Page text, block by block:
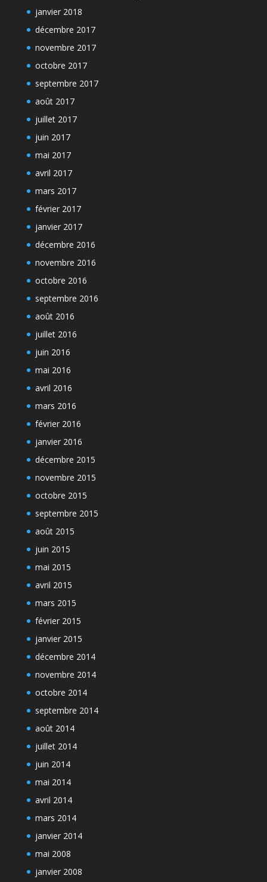
janvier 2018
décembre 2017
novembre 2017
octobre 2017
septembre 2017
août 2017
juillet 2017
juin 2017
mai 2017
avril 2017
mars 2017
février 2017
janvier 2017
décembre 2016
novembre 2016
octobre 2016
septembre 2016
août 2016
juillet 2016
juin 2016
mai 2016
avril 2016
mars 2016
février 2016
janvier 2016
décembre 2015
novembre 2015
octobre 2015
septembre 2015
août 2015
juin 2015
mai 2015
avril 2015
mars 2015
février 2015
janvier 2015
décembre 2014
novembre 2014
octobre 2014
septembre 2014
août 2014
juillet 2014
juin 2014
mai 2014
avril 2014
mars 2014
janvier 2014
mai 2008
janvier 2008